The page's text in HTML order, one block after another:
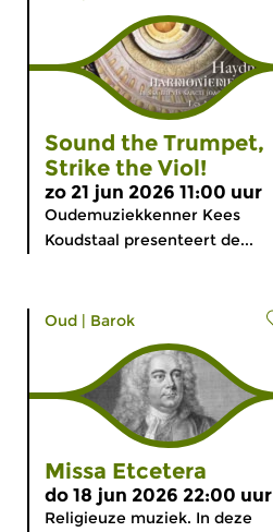
Sound the Trumpet,
Strike the Viol!
zo 21 jun 2026 11:00 uur
Oudemuziekkenner Kees
Koudstaal presenteert de...
Oud | Barok
Missa Etcetera
do 18 jun 2026 22:00 uur
Religieuze muziek. In deze